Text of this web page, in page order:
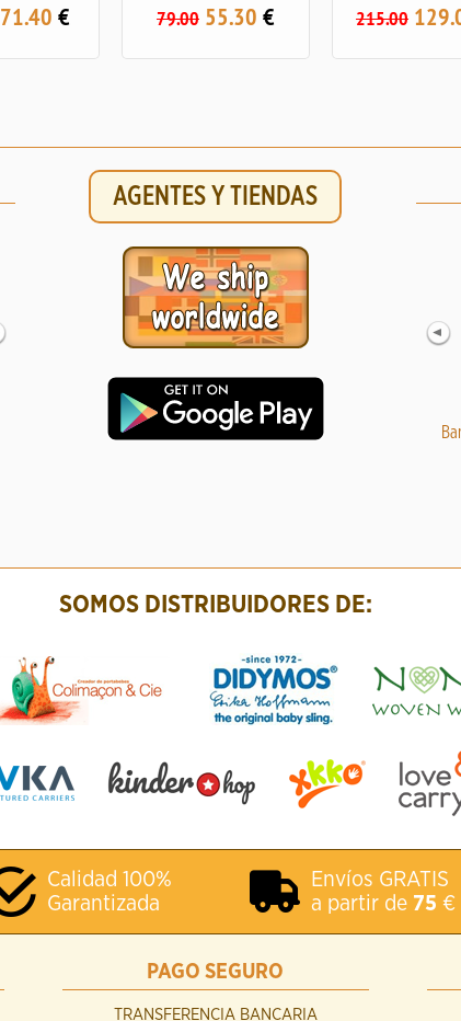
71.40 € 79.00 55.30 € 215.00
Fular portabebé Hoppediz Cape Town Talla 6
AGENTES Y TIENDAS
SOMOS DISTRIBUIDORES DE:
Calidad 100%
Garantizada
Envíos GRATIS
a partir de 75 €
PAGO SEGURO
TRANSFERENCIA BANCARIA